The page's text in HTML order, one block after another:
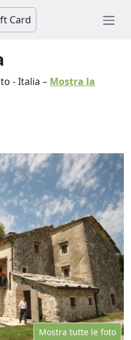
Card
-Italia – Mostra la
Mostra tutte le foto